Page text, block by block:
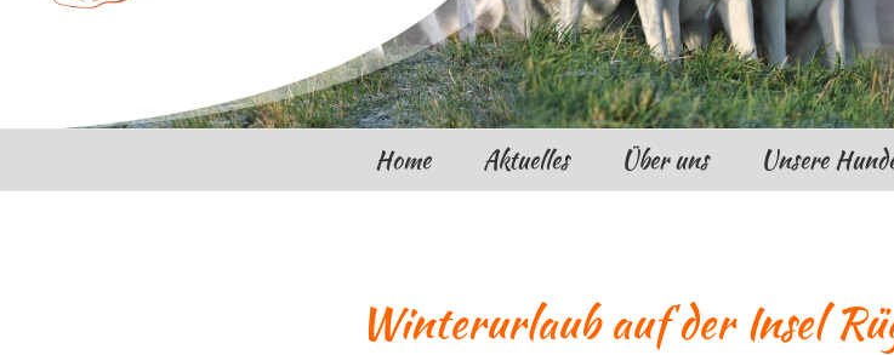
Home Aktuelles Über uns Unsere
Winterurlaub auf der Insel